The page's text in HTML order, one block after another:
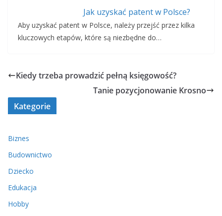
Jak uzyskać patent w Polsce?
Aby uzyskać patent w Polsce, należy przejść przez kilka
kluczowych etapów, które są niezbędne do…
Kiedy trzeba prowadzić pełną księgowość?
Tanie pozycjonowanie Krosno
Kategorie
Biznes
Budownictwo
Dziecko
Edukacja
Hobby